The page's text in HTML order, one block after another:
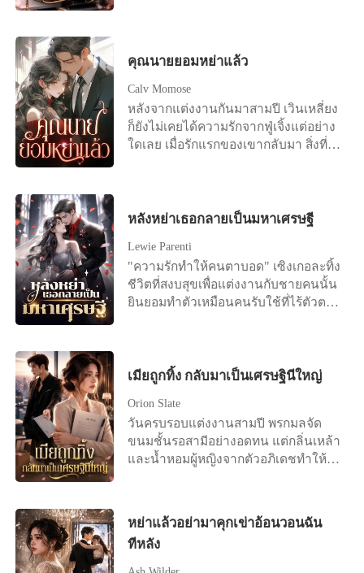
จดทะเบียนสมรสกับชายอื่นที่หน้าที่
ไปเลย! ต่อมา ใครๆ ก็มักเห็นคุณลู่ผู้ยิ่ง
ใหญ่ วิ่งตามหลังซ่งชิงอวี่อย่างไร้ศักดิ์ศรี
“ชิงอวี่ ขอโทษนะ ผมผิดไปแล้ว ให้
โอกาสผมอีกครั้งเถอะ!” และสิ่งที่ตอบ
ข่มขู่ไม่ให้เธอหนีไปไหนได้ เขาบีบบังคับ
วงโตมาให้ว่าที่เจ้าสาวของเขา และเมื่อ
เธอพยายามดิ้นรนโดยอ้างว่ามีคู่หมั้น
แล้ว ธราธิปก็โกรธจนขาดสติ เขาล็อก
ประตูห้องทำงานและย่ำยีเธออย่างป่า
ร่วมงานที่เกลียดชังเธอจงใจพา 'โชติกา'
เสื้อผ้าหลุดลุ่ยและรอยแดงทั่วลำคอของ
เธอพอดี! "ท่านประธานครับ ถึงแม้งาม
จิตจะทำสัญญาเสียหายหลายล้าน แต่
ท่านก็ไม่ควรลงโทษเธอรุนแรงแบบนี้นะ
นายอย่างแนบเนียน งามจิตเงยหน้ามอง
ผู้ชายที่เธอแอบรักมาตลอดด้วยความ
หวังสุดท้าย แต่เขากลับเลือกที่จะนิ่งเงียบ
ยอมรับข้อกล่าวหานั้นโดยปริยายเพื่อ
ปกป้องชื่อเสียงตัวเองและปลอบประโลม
คู่หมั้น เธอถูกจับได้คาหนังคาเขา ถูกใส่
ร้ายว่าทำงานพลาด และถูกคนที่รักที่สุด
ความรักอันน่าสมเพชก็ถูกบดขยี้จน
แหลกละเอียด งามจิตปาดน้ำตาแห่ง
คุณนายยอมหย่าแล้ว
Calv Momose
หลังจากแต่งงานกันมาสามปี เวินเหลี่ยง
ก็ยังไม่เคยได้ความรักจากฟู่เจิ้งแต่อย่าง
ใดเลย เมื่อรักแรกของเขากลับมา สิ่งที่รอ
เย็นชาว่า "ใช่" เวินเหลี่ยงหลับตาและ
เตียงคนไข้ด้วยความสิ้นหวังและลงนาม
ในข้อตกลงการหย่า "ฟู่เจิ้ง เราไม่ได้เป็น
หนี้กันอีกต่อไปแล้ว..." ชายที่มีความเด็ด
ขาดและเย็นชามาโดยตลอดนอนอยู่ข้าง
หลังหย่าเธอกลายเป็นมหาเศรษฐี
Lewie Parenti
"ความรักทำให้คนตาบอด" เซิงเกอละทิ้ง
ชีวิตที่สงบสุขเพื่อแต่งงานกับชายคนนั้น
ยินยอมทำตัวเหมือนคนรับใช้ที่ไร้ตัวตน
แรกของเขา เซิงเกอรู้สึกผิดหวังอย่าง
แล้ว ฉันไม่ปกปิดอีกแล้ว จะบอกความ
จริงให้" ทันใดนั้น โลกออนไลน์ก็ระเบิด
ขึ้นทันที มีข่าวลือว่าสาวรวยพันล้านคน
หนึ่งหย่าร้างแล้ว ดังนั้น ซีอีโอนับไม่ถ้วน
นั้นจึงทนไม่ไหวอีกต่อไปเลยจัดงาน
แถลงข่าวในวันถัดไป โดยขอร้องอย่าง
จริงจังว่า: ผมรักเซิงเกอ ขอร้องคุณ
ภรรยากลับบ้านนะ
เมียถูกทิ้ง กลับมาเป็นเศรษฐินีใหญ่
Orion Slate
วันครบรอบแต่งงานสามปี พรกมลจัด
ขนมชั้นรอสามีอย่างอดทน แต่กลิ่นเหล้า
และน้ำหอมผู้หญิงจากตัวอภิเดชทำให้
เธอได้ยินเสียงเขาบอกให้โยนของขวัญ
ครบรอบทิ้ง และบอกว่าเขารักแค่ศศิ
กานต์คนเดียว ข่าวการตั้งครรภ์ทำให้อภิ
เดชโกรธจัด เขายื่นสัญญาหย่าแล้วสั่งให้
หย่าแล้วอย่ามาคุกเข่าอ้อนวอนฉัน
ทีหลัง